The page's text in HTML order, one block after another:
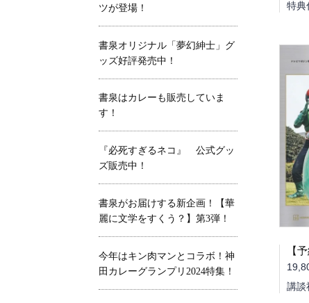
特典
講談
ツが登場！
書泉オリジナル「夢幻紳士」グ
ッズ好評発売中！
書泉はカレーも販売していま
す！
『必死すぎるネコ』 公式グッ
ズ販売中！
書泉がお届けする新企画！【華
麗に文学をすくう？】第3弾！
今年はキン肉マンとコラボ！神
田カレーグランプリ2024特集！